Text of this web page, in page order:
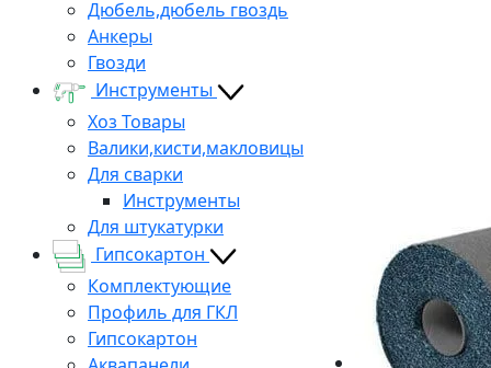
Дюбель,дюбель гвоздь
Анкеры
Гвозди
Инструменты
Хоз Товары
Валики,кисти,макловицы
Для сварки
Инструменты
Для штукатурки
Гипсокартон
Комплектующие
Профиль для ГКЛ
Гипсокартон